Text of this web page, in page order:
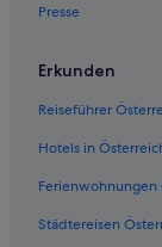
Presse
Erkunden
Reiseführer
Hotels in
Ferienwohnungen
Städtereisen